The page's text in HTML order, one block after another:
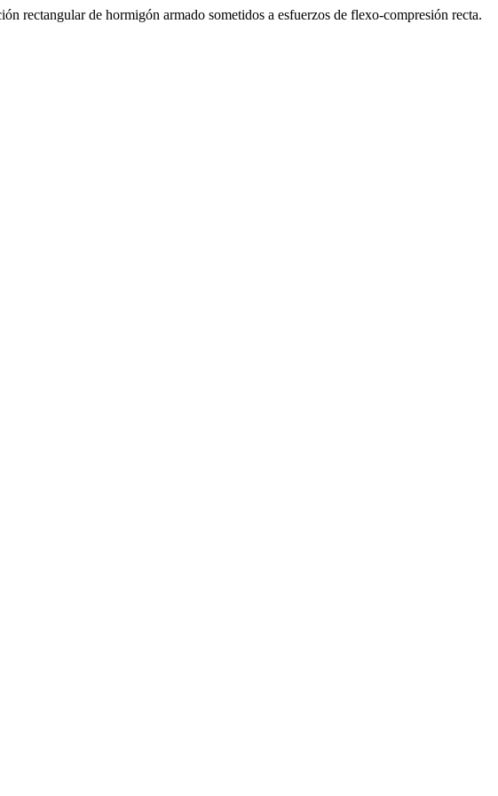
rectangular de hormigón armado sometidos a esfuerzos de flexo-compresión recta.